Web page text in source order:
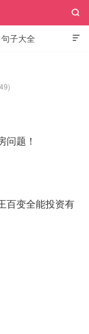

句子大全

问题！
百变全能投资有